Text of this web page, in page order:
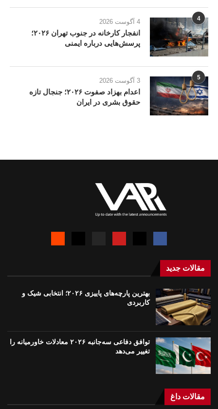
4 4 آگوست 2026
انفجار کارخانه در جنوب تهران ۲۰۲۶؛
پرسش‌هایی درباره ایمنی
5 3 آگوست 2026
اعدام بهزاد صفوت ۲۰۲۶؛ جنجال تازه
حقوق بشری در ایران
مقالات جدید
بهترین پارچه‌های پاییزی ۲۰۲۶؛ انتخابی شیک و
کاربردی
توافق دفاعی سه‌جانبه ۲۰۲۶ معادلات خاورمیانه را
تغییر می‌دهد
مقالات داغ